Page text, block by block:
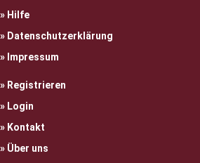
Hilfe
Datenschutzerklärung
Impressum
Registrieren
Login
Kontakt
Über uns